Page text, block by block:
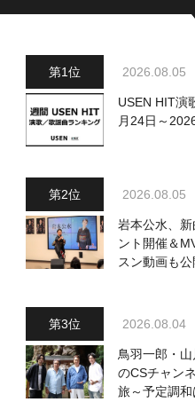
2026.08.05
USEN HIT演
月24日～
2026.08.05
岩本公水、
ント開催＆
スン動画も公
2026.08.04
鳥羽一郎・
のCSチャン
旅～予定調